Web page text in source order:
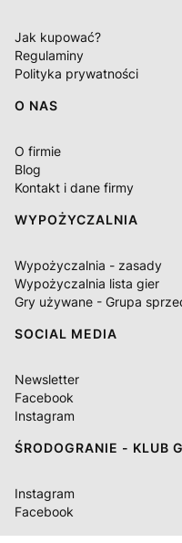
Jak kupować?
Regulaminy
Polityka prywatności
O NAS
O firmie
Blog
Kontakt i dane firmy
WYPOŻYCZALNIA
Wypożyczalnia - zasady
Wypożyczalnia lista gier
Gry używane - Grupa
SOCIAL MEDIA
Newsletter
Facebook
Instagram
ŚRODOGRANIE - KLUB
Instagram
Facebook